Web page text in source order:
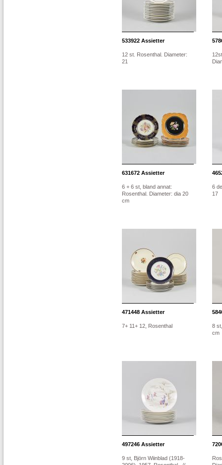
533922 Assietter
12 st. Rosenthal. Diameter:
21
631672 Assietter
6 + 6 st, bland annat:
Rosenthal. Diameter: dia 20
cm
6
17
471448 Assietter
7+ 11+ 12, Rosenthal
8
cm
497246 Assietter
9 st, Björn Wiinblad (1918-